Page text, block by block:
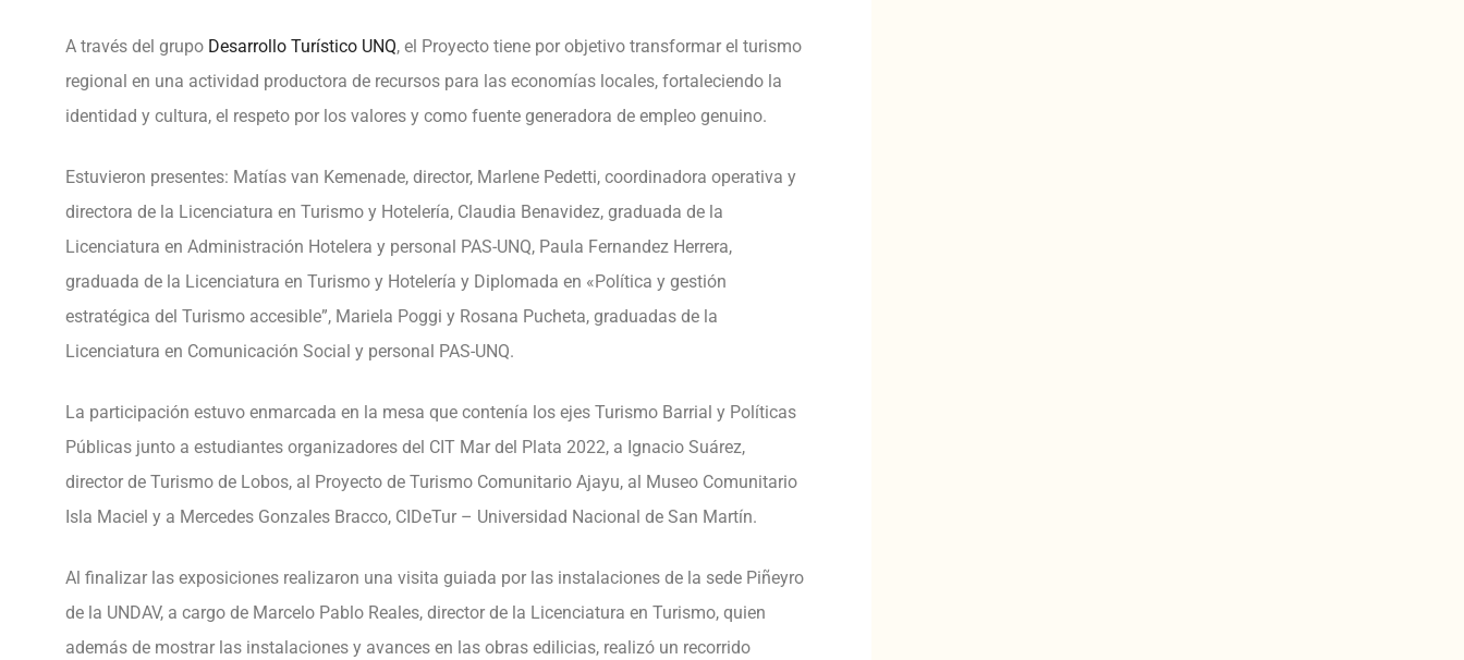
A través del grupo Desarrollo Turístico UNQ, el Proyecto tiene por objetivo transformar el turismo
regional en una actividad productora de recursos para las economías locales, fortaleciendo la
identidad y cultura, el respeto por los valores y como fuente generadora de empleo genuino.
Estuvieron presentes: Matías van Kemenade, director, Marlene Pedetti, coordinadora operativa y
directora de la Licenciatura en Turismo y Hotelería, Claudia Benavidez, graduada de la
Licenciatura en Administración Hotelera y personal PAS-UNQ, Paula Fernandez Herrera,
graduada de la Licenciatura en Turismo y Hotelería y Diplomada en «Política y gestión
estratégica del Turismo accesible”, Mariela Poggi y Rosana Pucheta, graduadas de la
Licenciatura en Comunicación Social y personal PAS-UNQ.
La participación estuvo enmarcada en la mesa que contenía los ejes Turismo Barrial y Políticas
Públicas junto a estudiantes organizadores del CIT Mar del Plata 2022, a Ignacio Suárez,
director de Turismo de Lobos, al Proyecto de Turismo Comunitario Ajayu, al Museo Comunitario
Isla Maciel y a Mercedes Gonzales Bracco, CIDeTur – Universidad Nacional de San Martín.
Al finalizar las exposiciones realizaron una visita guiada por las instalaciones de la sede Piñeyro
de la UNDAV, a cargo de Marcelo Pablo Reales, director de la Licenciatura en Turismo, quien
además de mostrar las instalaciones y avances en las obras edilicias, realizó un recorrido